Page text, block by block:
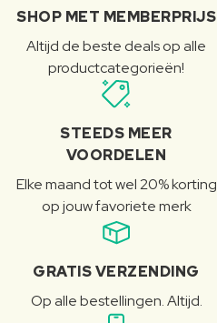
SHOP MET MEMBERPRIJS
Altijd de beste deals op alle
productcategorieën!
STEEDS MEER
VOORDELEN
Elke maand tot wel 20% korting
op jouw favoriete merk
GRATIS VERZENDING
Op alle bestellingen. Altijd.